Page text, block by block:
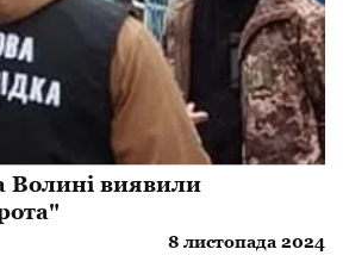
Волині виявили
8 листопада 2024